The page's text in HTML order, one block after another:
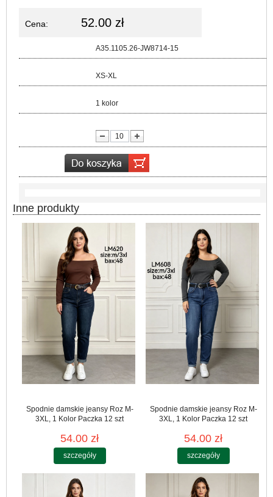
Cena: 52.00 zł
A35.1105.26-JW8714-15
XS-XL
1 kolor
Inne produkty
Spodnie damskie jeansy Roz M-
3XL, 1 Kolor Paczka 12 szt
54.00 zł
szczegóły
Spodnie damskie jeansy Roz M-
3XL, 1 Kolor Paczka 12 szt
54.00 zł
szczegóły